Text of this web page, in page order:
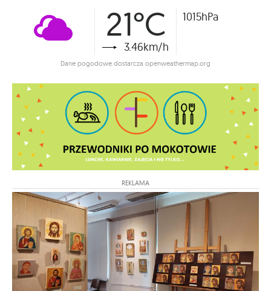
21°C
3.46km/h
1015hPa
Dane pogodowe dostarcza openweathermap.org
REKLAMA